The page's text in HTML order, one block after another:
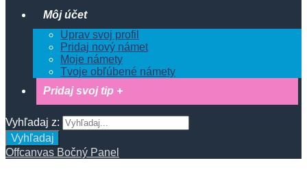
Môj účet
Uprav svoj profil
Pridaj nový námet
Moje námety
Tvoje obľúbené námety
Pridaj svoj tip +
Vyhľadaj z:
Vyhľadaj
Offcanvas Bočný Panel